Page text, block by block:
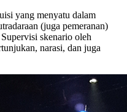
yang menyatu dalam
(juga pemeranan)
skenario oleh
narasi, dan juga